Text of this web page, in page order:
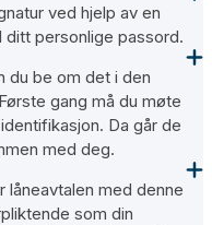
ved hjelp av en
personlige passord.
du be om det i den
gang må du møte
Da går de
med deg.
låneavtalen med denne
som din